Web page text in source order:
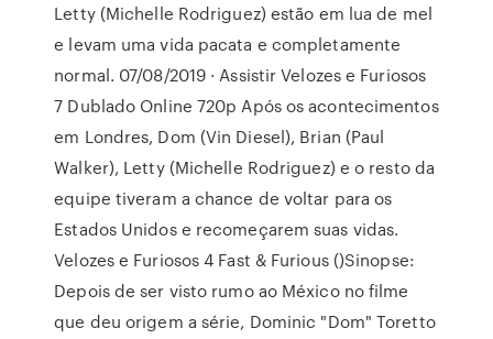
Letty (Michelle Rodriguez) estão em lua de mel
e levam uma vida pacata e completamente
normal. 07/08/2019 · Assistir Velozes e Furiosos
7 Dublado Online 720p Após os acontecimentos
em Londres, Dom (Vin Diesel), Brian (Paul
Walker), Letty (Michelle Rodriguez) e o resto da
equipe tiveram a chance de voltar para os
Estados Unidos e recomeçarem suas vidas.
Velozes e Furiosos 4 Fast & Furious ()Sinopse:
Depois de ser visto rumo ao México no filme
que deu origem a série, Dominic "Dom" Toretto